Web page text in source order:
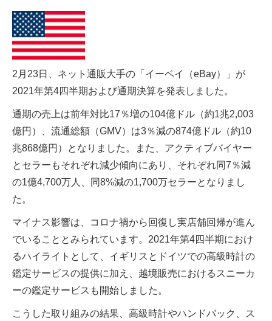
2月23日、ネット通販大手の「イーベイ（eBay）」が
2021年第4四半期および通期決算を発表しました。
通期の売上は前年対比17％増の104億ドル（約1兆2,003
億円）、流通総額（GMV）は3％減の874億ドル（約10
兆868億円）となりました。また、アクティブバイヤー
とセラーもそれぞれ減少傾向にあり、それぞれ同7％減
の1億4,700万人、同8%減の1,700万セラーとなりまし
た。
マイナス影響は、コロナ禍から回復し実店舗回帰が進ん
でいることとみられています。2021年第4四半期におけ
るハイライトとして、イギリスとドイツでの高級時計の
鑑定サービスの提供に加え、越境販売におけるスニーカ
ーの鑑定サービスも開始しました。
こうした取り組みの結果、高級時計やハンドバック、ス